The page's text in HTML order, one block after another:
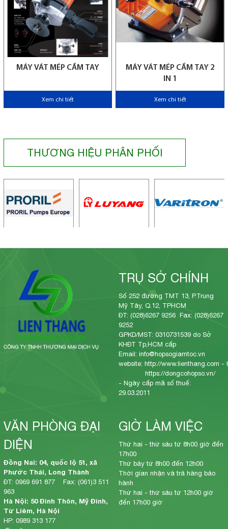
MÁY VÁT MÉP CẦM TAY
Xem chi tiết
MÁY VÁT MÉP CẦM TAY 2
IN 1
Xem chi tiết
THƯƠNG HIỆU PHÂN PHỐI
TRỤ SỞ CHÍNH
Số 252 đường TMT 13, P.Trung
Mỹ Tây, Q.12, TPHCM
ĐT: (028)6267 9256 Fax: (028)6267
9252
GPKD/MST: 0310731539 do Sở
KHĐT Tp,HCM cấp
Email: info@hopsogiamtoc.vn
website: http://www.lienthang.com -
https://dongcohopso.vn/
- Ngày cấp mã số thuế:
29.03.2011
VĂN PHÒNG ĐẠI
DIỆN
Đồng Nai: 04, quốc lộ 51, xã
Phước Thái, Long Thành
ĐT: 0969 691 877 Fax: (061)3 511
963
Hà Nội: 50 Đình Thôn, Mỹ Đình,
Từ Liêm, Hà Nội
HP: 0989 313 177
GIỜ LÀM VIỆC
Thứ hai - thứ sáu từ 8h00 giờ đến
17h00
Thứ bảy từ 8h00 đến 12h00
Thời gian nhận và trả hàng bảo
hành
Thứ hai - thứ sáu từ 12h00 giờ
đến 17h00 giờ